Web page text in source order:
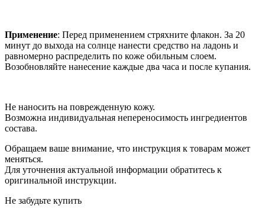
Применение: Перед применением стряхните флакон. За 20
минут до выхода на солнце нанести средство на ладонь и
равномерно распределить по коже обильным слоем.
Возобновляйте нанесение каждые два часа и после купания.
Не наносить на поврежденную кожу.
Возможна индивидуальная непереносимость ингредиентов
состава.
Обращаем ваше внимание, что инструкция к товарам может
меняться.
Для уточнения актуальной информации обратитесь к
оригинальной инструкции.
Не забудьте купить